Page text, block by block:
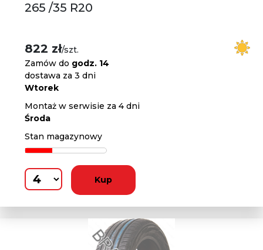
265 /35 R20
822 zł/szt.
Zamów do godz. 14
dostawa za 3 dni
Wtorek
Montaż w serwisie za 4 dni
Środa
Stan magazynowy
Kup